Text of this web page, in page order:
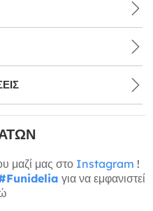
μαζί μας στο Instagram !
για να εμφανιστεί